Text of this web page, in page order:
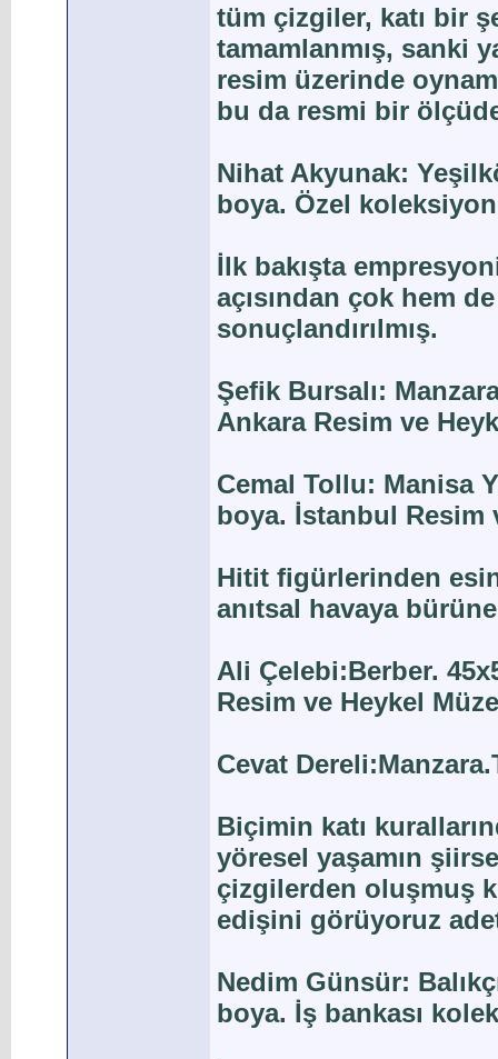
tüm çizgiler, katı bir
tamamlanmış, sanki
resim üzerinde
bu da resmi bir
Nihat Akyunak:
boya. Özel
İlk bakışta
açısından çok hem
sonuçlandırılmış.
Şefik Bursalı:
Ankara Resim ve
Cemal Tollu: Manisa
boya. İstanbul Resim
Hitit figürlerinden
anıtsal havaya
Ali Çelebi:Berber.
Resim ve Heykel
Cevat
Biçimin katı
yöresel yaşamın
çizgilerden oluşmuş
edişini görüyoruz
Nedim Günsür:
boya. İş bankası